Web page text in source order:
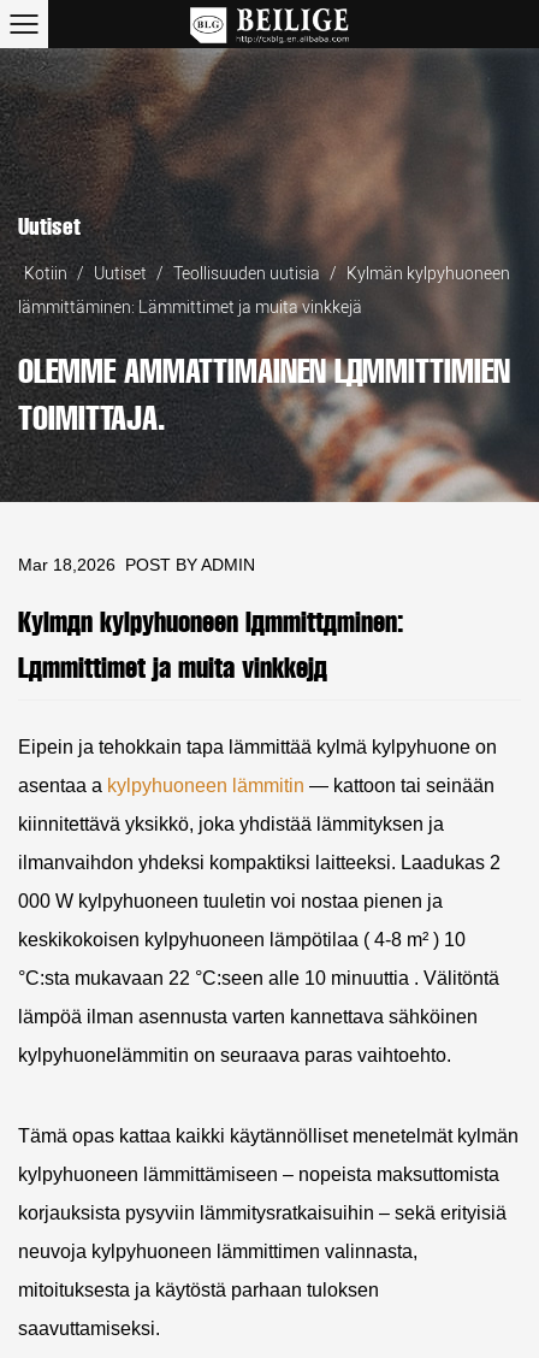
Uutiset
Kotiin / Uutiset / Teollisuuden uutisia /
Kylmän kylpyhuoneen
lämmittäminen: Lämmittimet ja muita vinkkejä
OLEMME AMMATTIMAINEN LÄMMITTIMIEN
TOIMITTAJA.
Mar 18,2026 POST BY ADMIN
Kylmän kylpyhuoneen lämmittäminen:
Lämmittimet ja muita vinkkejä
Eipein ja tehokkain tapa lämmittää kylmä kylpyhuone on
asentaa a kylpyhuoneen lämmitin — kattoon tai seinään
kiinnitettävä yksikkö, joka yhdistää lämmityksen ja
ilmanvaihdon yhdeksi kompaktiksi laitteeksi. Laadukas 2
000 W kylpyhuoneen tuuletin voi nostaa pienen ja
keskikokoisen kylpyhuoneen lämpötilaa ( 4-8 m² ) 10
°C:sta mukavaan 22 °C:seen alle 10 minuuttia . Välitöntä
lämpöä ilman asennusta varten kannettava sähköinen
kylpyhuonelämmitin on seuraava paras vaihtoehto.
Tämä opas kattaa kaikki käytännölliset menetelmät kylmän
kylpyhuoneen lämmittämiseen – nopeista maksuttomista
korjauksista pysyviin lämmitysratkaisuihin – sekä erityisiä
neuvoja kylpyhuoneen lämmittimen valinnasta,
mitoituksesta ja käytöstä parhaan tuloksen
saavuttamiseksi.